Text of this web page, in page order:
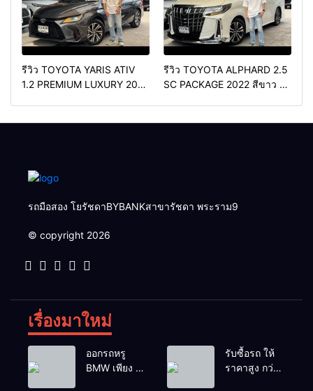
รีวิว TOYOTA YARIS ATIV
1.2 PREMIUM LUXURY 2024
รีวิว TOYOTA ALPHARD 2.5
SC PACKAGE 2022 สีขาว ท้อ
รถมือสอง โยรัชดาBYBANKสาขารัชดา พระราม9
© copyright 2026
เรื่องมาใหม่
ออกรถหรู
BMW เพียง 1
รับซื้อรถ ให้
ราคาสูง กว่า